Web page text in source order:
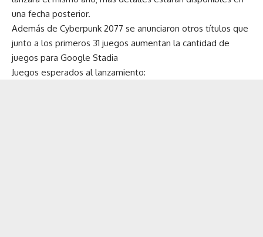
una fecha posterior.
Además de Cyberpunk 2077 se anunciaron otros títulos que
junto a los primeros 31 juegos aumentan la cantidad de
juegos para Google Stadia
Juegos esperados al lanzamiento: